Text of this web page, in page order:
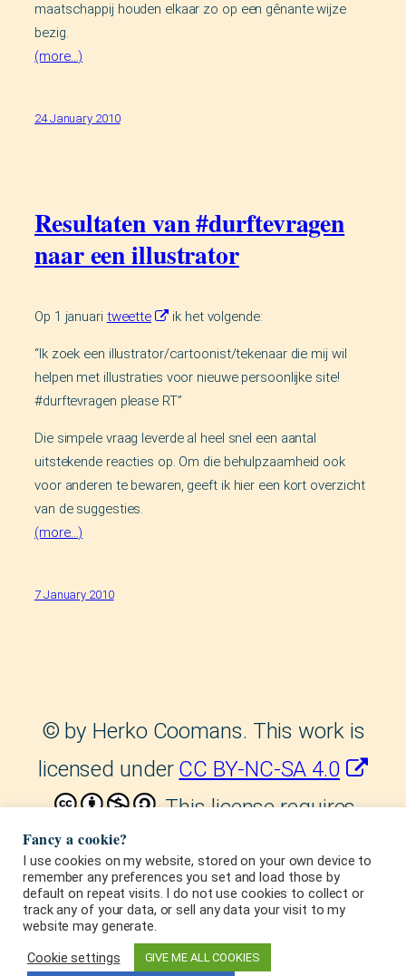
maatschappij houden elkaar zo op een gênante wijze
bezig.
(more…)
24 January 2010
Resultaten van #durftevragen
naar een illustrator
Op 1 januari tweette ik het volgende:
Ik zoek een illustrator/cartoonist/tekenaar die mij wil
helpen met illustraties voor nieuwe persoonlijke site!
#durftevragen please RT
Die simpele vraag leverde al heel snel een aantal
uitstekende reacties op. Om die behulpzaamheid ook
voor anderen te bewaren, geeft ik hier een kort overzicht
van de suggesties.
(more…)
7 January 2010
© by Herko Coomans. This work is
licensed under CC BY-NC-SA 4.0
. This license requires
that reusers give credit to the
creator. It allows reusers to
distribute, remix, adapt, and build
upon the material in any medium or
Fancy a cookie?
I use cookies on my website, stored on your own device to
remember any preferences you set and load those by
default on repeat visits. I do not use cookies to collect or
track any of your data, or sell any data your visit to my
website may generate.
Cookie settings
GIVE ME ALL COOKIES